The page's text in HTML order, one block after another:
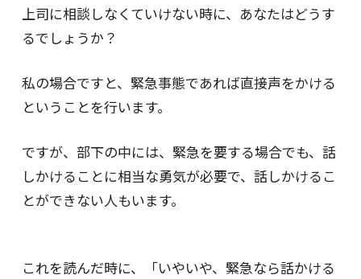
上司に相談しなくていけない時に、あなたはどうす
るでしょうか？
私の場合ですと、緊急事態であれば直接声をかける
ということを行います。
ですが、部下の中には、緊急を要する場合でも、話
しかけることに相当な勇気が必要で、話しかけるこ
とができない人もいます。
これを読んだ時に、「いやいや、緊急なら話かける